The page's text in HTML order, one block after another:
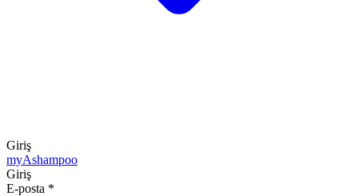
Giriş
myAshampoo
Giriş
E-posta *